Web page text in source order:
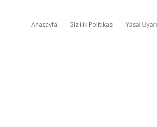
Anasayfa Gizlilik Politikası Yasal Uyarı